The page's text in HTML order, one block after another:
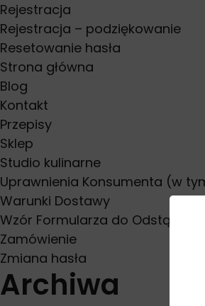
Rejestracja
Rejestracja – podziękowanie
Resetowanie hasła
Strona główna
Blog
Kontakt
Przepisy
Sklep
Studio kulinarne
Uprawnienia Konsumenta (w
Warunki Dostawy
Wzór Formularza do
Zamówienie
Zmiana hasła
Archiwa